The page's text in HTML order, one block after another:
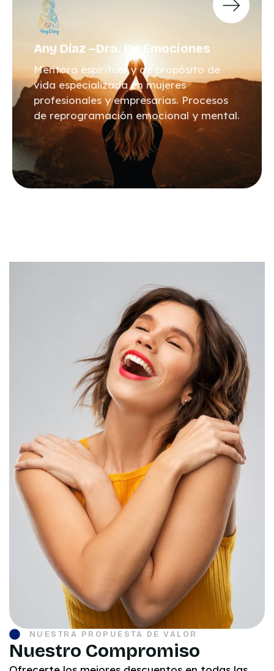
Any Díaz –Dra. De Emociones
Mentora espiritual y de propósito de
vida especializada en mujeres
profesionales y empresarias. Procesos
de reprogramación emocional y mental.
NUESTRA PROPUESTA DE VALOR
Nuestro Compromiso